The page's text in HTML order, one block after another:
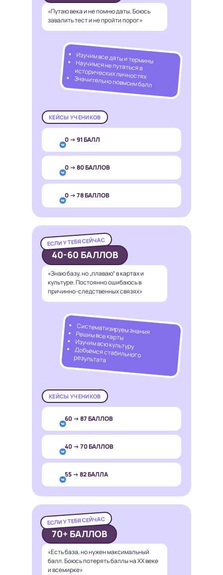
«Путаю века и не помню даты. Боюсь
завалить тест и не пройти порог»
Изучим все даты и термины
Научимся не путаться в
исторических личностях
Значительно повысим балл
КЕЙСЫ УЧЕНИКОВ
0 → 91 БАЛЛ
0 → 80 БАЛЛОВ
0 → 78 БАЛЛОВ
ЕСЛИ У ТЕБЯ СЕЙЧАС
40-60 БАЛЛОВ
«Знаю базу, но „плаваю“ в картах и
культуре. Постоянно ошибаюсь в
причинно-следственных связях»
Систематизируем знания
Решим все карты
Изучим всю культуру
Добьемся стабильного
результата
КЕЙСЫ УЧЕНИКОВ
60 → 87 БАЛЛОВ
40 → 70 БАЛЛОВ
55 → 82 БАЛЛА
ЕСЛИ У ТЕБЯ СЕЙЧАС
70+ БАЛЛОВ
«Есть база, но нужен максимальный
балл. Боюсь потерять баллы на ХХ веке
и всемирке»